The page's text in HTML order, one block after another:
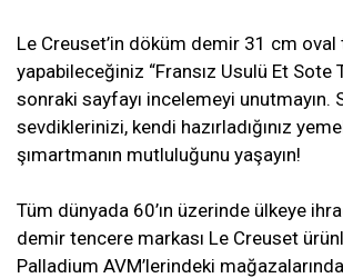
Le Creuset’in döküm demir 31 cm
yapabileceğiniz “Fransız Usulü Et Sote
sonraki sayfayı incelemeyi unutmayın.
sevdiklerinizi, kendi hazırladığınız
şımartmanın mutluluğunu yaşayın!
Tüm dünyada 60’ın üzerinde ülkeye
demir tencere markası Le Creuset
Palladium AVM’lerindeki